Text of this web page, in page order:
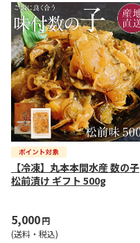
【冷凍】丸本本間水産 数の子
松前漬け ギフト 500g
5,000円
(送料・税込)